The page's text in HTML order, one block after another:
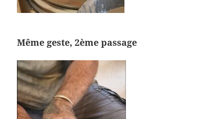
Même geste, 2ème passage